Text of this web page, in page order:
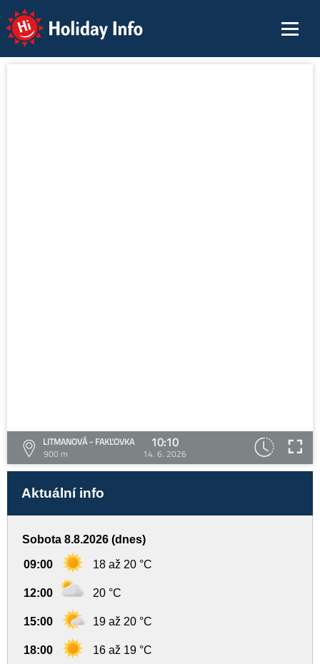
Holiday Info
LITMANOVÁ - FAKĽOVKA
900 m
10:10
14. 6. 2026
Aktuální info
Sobota 8.8.2026 (dnes)
09:00 18 až 20 °C
12:00 20 °C
15:00 19 až 20 °C
18:00 16 až 19 °C